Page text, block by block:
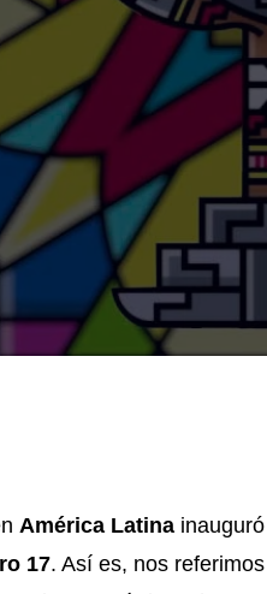
América Latina inauguró
17. Así es, nos